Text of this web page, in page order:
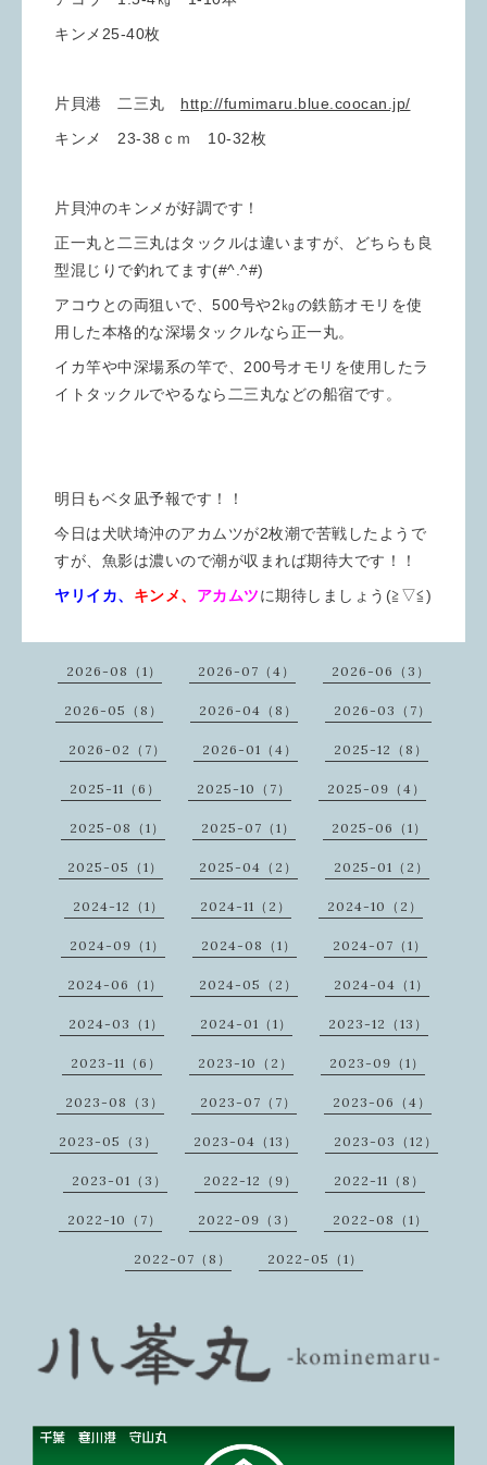
キンメ25-40枚
片貝港 二三丸 http://fumimaru.blue.coocan.jp/
キンメ 23-38ｃｍ 10-32枚
片貝沖のキンメが好調です！
正一丸と二三丸はタックルは違いますが、どちらも良
型混じりで釣れてます(#^.^#)
アコウとの両狙いで、500号や2㎏の鉄筋オモリを使
用した本格的な深場タックルなら正一丸。
イカ竿や中深場系の竿で、200号オモリを使用したラ
イトタックルでやるなら二三丸などの船宿です。
明日もベタ凪予報です！！
今日は犬吠埼沖のアカムツが2枚潮で苦戦したようで
すが、魚影は濃いので潮が収まれば期待大です！！
ヤリイカ、 キンメ、 アカムツに期待しましょう(≧▽≦)
2026-08（1） 2026-07（4） 2026-06（3）
2026-05（8） 2026-04（8） 2026-03（7）
2026-02（7） 2026-01（4） 2025-12（8）
2025-11（6） 2025-10（7） 2025-09（4）
2025-08（1） 2025-07（1） 2025-06（1）
2025-05（1） 2025-04（2） 2025-01（2）
2024-12（1） 2024-11（2） 2024-10（2）
2024-09（1） 2024-08（1） 2024-07（1）
2024-06（1） 2024-05（2） 2024-04（1）
2024-03（1） 2024-01（1） 2023-12（13）
2023-11（6） 2023-10（2） 2023-09（1）
2023-08（3） 2023-07（7） 2023-06（4）
2023-05（3） 2023-04（13） 2023-03（12）
2023-01（3） 2022-12（9） 2022-11（8）
2022-10（7） 2022-09（3） 2022-08（1）
2022-07（8） 2022-05（1）